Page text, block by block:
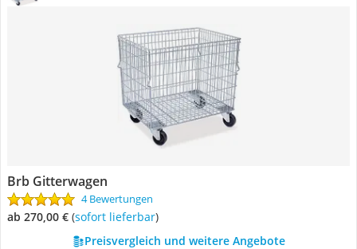
Brb Gitterwagen
4 Bewertungen
ab 270,00 € ( Sofort lieferbar)
Preisvergleich und weitere Angebote